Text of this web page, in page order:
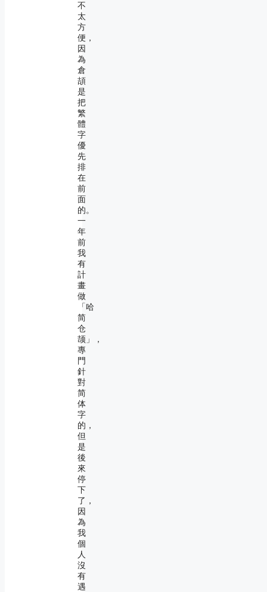
不
太
方
便，
因
為
倉
頡
是
把
繁
體
字
優
先
排
在
前
面
的。
一
年
前
我
有
計
畫
做
「哈
简
仓
颉」，
專
門
針
對
简
体
字
的，
但
是
後
來
停
下
了，
因
為
我
個
人
沒
有
遇